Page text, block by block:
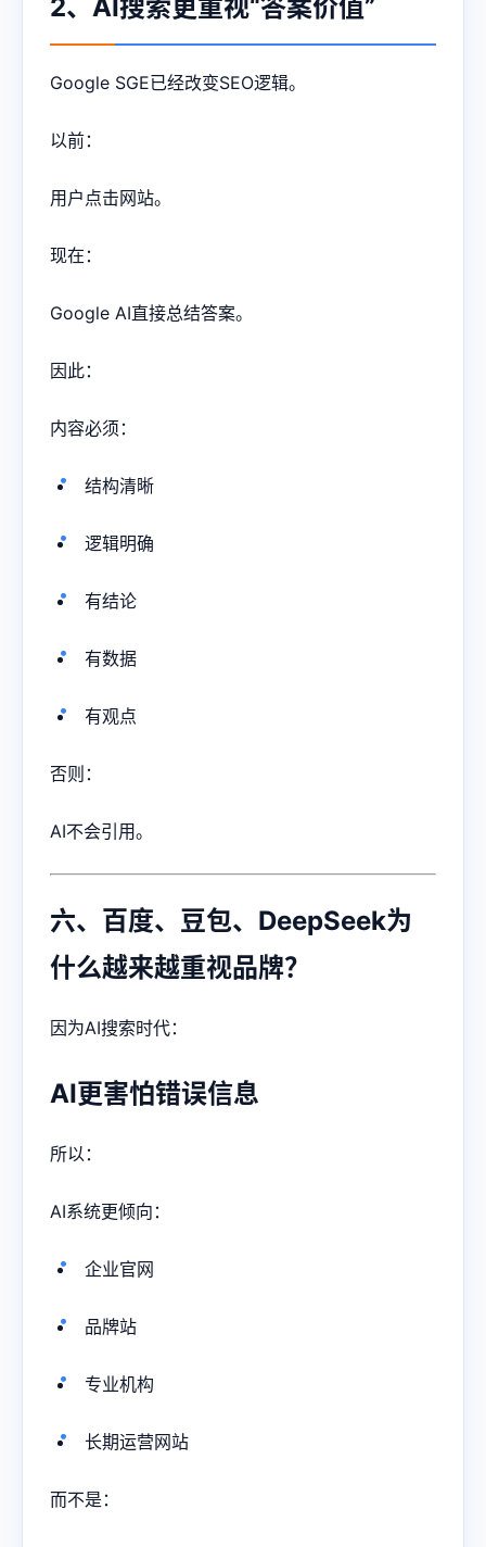
2、AI搜索更重视“答案价值”
Google SGE已经改变SEO逻辑。
以前：
用户点击网站。
现在：
Google AI直接总结答案。
因此：
内容必须：
结构清晰
逻辑明确
有结论
有数据
有观点
否则：
AI不会引用。
六、百度、豆包、DeepSeek为
什么越来越重视品牌？
因为AI搜索时代：
AI更害怕错误信息
所以：
AI系统更倾向：
企业官网
品牌站
专业机构
长期运营网站
而不是：